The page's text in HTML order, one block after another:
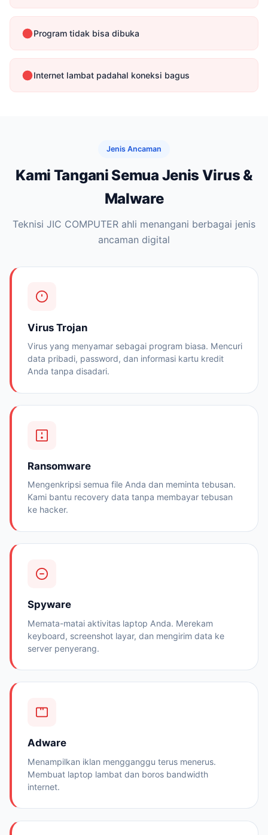
Program tidak bisa dibuka
Internet lambat padahal koneksi bagus
Jenis Ancaman
Kami Tangani Semua Jenis Virus &
Malware
Teknisi JIC COMPUTER ahli menangani berbagai jenis
ancaman digital
Virus Trojan
Virus yang menyamar sebagai program biasa. Mencuri
data pribadi, password, dan informasi kartu kredit
Anda tanpa disadari.
Ransomware
Mengenkripsi semua file Anda dan meminta tebusan.
Kami bantu recovery data tanpa membayar tebusan
ke hacker.
Spyware
Memata-matai aktivitas laptop Anda. Merekam
keyboard, screenshot layar, dan mengirim data ke
server penyerang.
Adware
Menampilkan iklan mengganggu terus menerus.
Membuat laptop lambat dan boros bandwidth
internet.